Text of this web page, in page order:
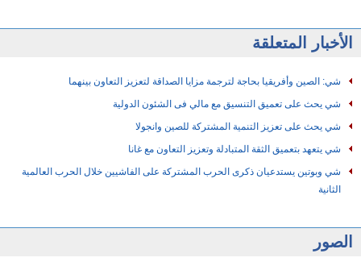
الأخبار المتعلقة
شي: الصين وأفريقيا بحاجة لترجمة مزايا الصداقة لتعزيز التعاون بينهما
شي يحث على تعميق التنسيق مع مالي فى الشئون الدولية
شي يحث على تعزيز التنمية المشتركة للصين وانجولا
شي يتعهد بتعميق الثقة المتبادلة وتعزيز التعاون مع غانا
شي وبوتين يستدعيان ذكرى الحرب المشتركة على الفاشيين خلال الحرب العالمية
الثانية
الصور